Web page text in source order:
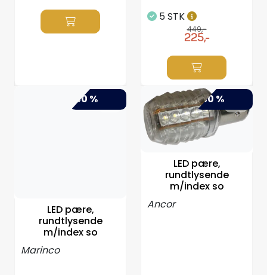
5 STK
449,-
225,-
-50 %
LED pære,
rundtlysende
m/index so
Marinco
-30 %
LED pære,
rundtlysende
m/index so
Ancor